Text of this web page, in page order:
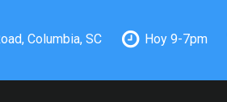
Columbia, SC Hoy 9-7pm